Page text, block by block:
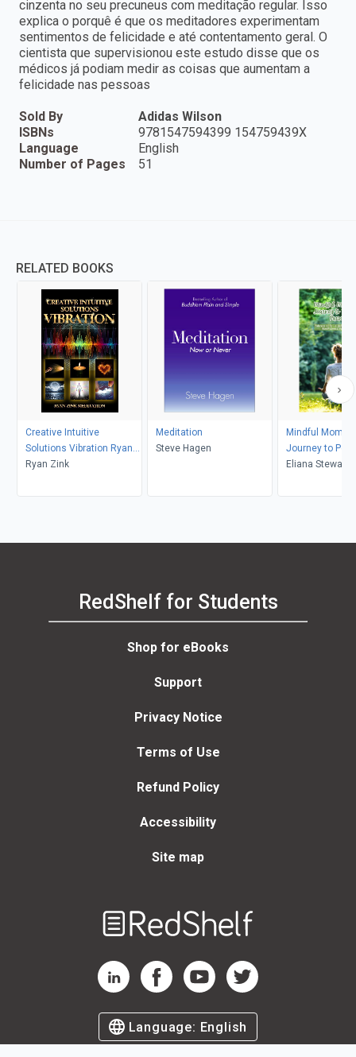
cinzenta no seu precuneus com meditação regular. Isso
explica o porquê é que os meditadores experimentam
sentimentos de felicidade e até contentamento geral. O
cientista que supervisionou este estudo disse que os
médicos já podiam medir as coisas que aumentam a
felicidade nas pessoas
Sold By
Adidas Wilson
ISBNs
9781547594399 154759439X
Language
English
Number of Pages
51
RELATED BOOKS
Creative Intuitive
Solutions Vibration Ryan
Zink Meditation
Ryan Zink
Meditation
Steve Hagen
Mindful
Journey to
Presence
Eliana Stewart
RedShelf for Students
Shop for eBooks
Support
Privacy Notice
Terms of Use
Refund Policy
Accessibility
Site map
RedShelf LinkedIn Page
RedShelf Facebook Page
RedShelf YouTube Page
RedShelf Twitter Page
Language: English